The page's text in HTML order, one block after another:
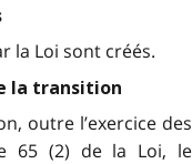
la Loi sont créés.
la transition
outre l’exercice des
65 (2) de la Loi, le